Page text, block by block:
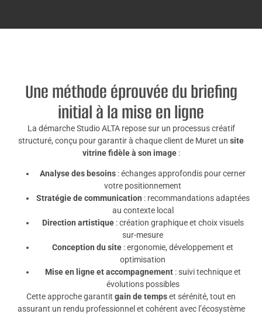
Une méthode éprouvée du briefing
initial à la mise en ligne
La démarche Studio ALTA repose sur un processus créatif
structuré, conçu pour garantir à chaque client de Muret un site
vitrine fidèle à son image:
Analyse des besoins : échanges approfondis pour cerner
votre positionnement
Stratégie de communication : recommandations adaptées
au contexte local
Direction artistique: création graphique et choix visuels
sur-mesure
Conception du site : ergonomie, développement et
optimisation
Mise en ligne et accompagnement: suivi technique et
évolutions possibles
Cette approche garantit gain de tempset sérénité, tout en
assurant un rendu professionnel et cohérent avec l’écosystème